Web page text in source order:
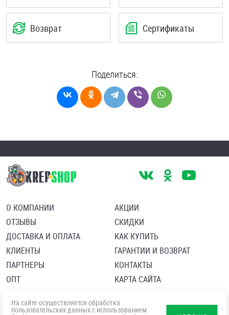
Возврат Сертификаты
Поделиться:
О КОМПАНИИ
ОТЗЫВЫ
ДОСТАВКА И ОПЛАТА
КЛИЕНТЫ
ПАРТНЕРЫ
ОПТ
АКЦИИ
СКИДКИ
КАК КУПИТЬ
ГАРАНТИИ И ВОЗВРАТ
КОНТАКТЫ
КАРТА САЙТА
Политика в отношении обработки персональных данных
Согласие посетителя сайта на обработку персональных данны
На сайте осуществляется обработка
пользовательских данных с использованием